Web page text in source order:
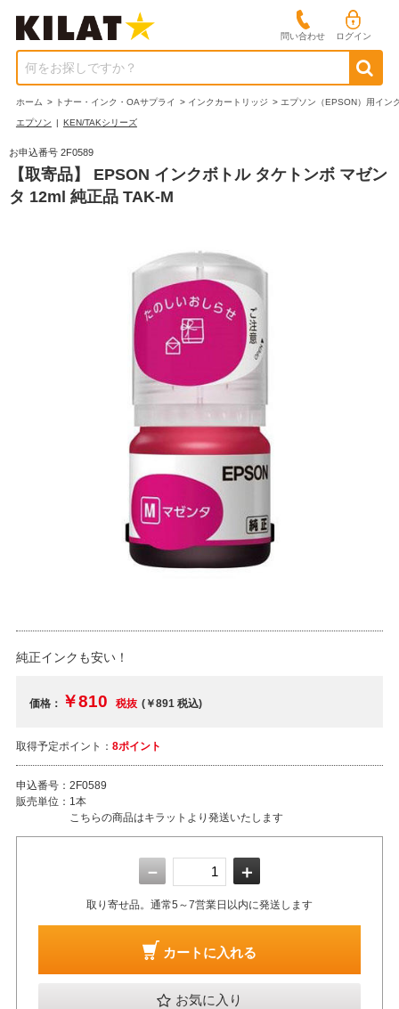
問い合わせ ログイン
何をお探しですか？
ホーム > トナー・インク・OAサプライ > インクカートリッジ > エプソン（EPSON）用イン
エプソン | KEN/TAKシリーズ
お申込番号 2F0589
【取寄品】 EPSON インクボトル タケトンボ マゼン
タ 12ml 純正品 TAK-M
純正インクも安い！
価格： ￥810 税抜 (￥891税込)
取得予定ポイント： 8ポイント
申込番号： 2F0589
販売単位： 1本
こちらの商品はキラットより発送いたします
－ ＋
取り寄せ品。通常5～7営業日以内に発送します
カートに入れる
お気に入り